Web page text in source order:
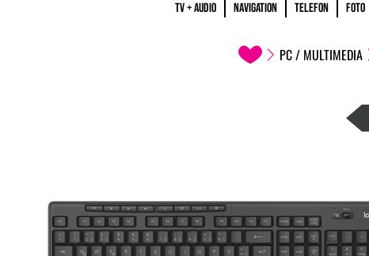
TV + AUDIO NAVIGATION TELEFON FOTO
PC / MULTIMEDIA